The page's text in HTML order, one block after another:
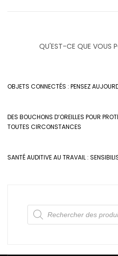
QU'EST-CE QUE VOUS
OBJETS CONNECTÉS : PENSEZ
DES BOUCHONS D’OREILLES POUR
TOUTES CIRCONSTANCES
SANTÉ AUDITIVE AU TRAVAIL :
Recherche
de
produits